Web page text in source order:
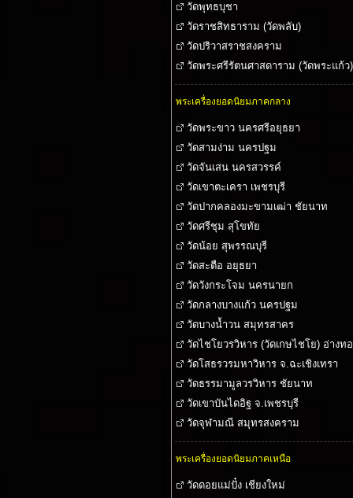
วัดพุทธบุชา
วัดราชสิทธาราม (วัดพลับ)
วัดปริวาสราชสงคราม
วัดพระศรีรัตนศาสดาราม (วัดพระแก้ว)
พระเครื่องยอดนิยมภาคกลาง
วัดพระขาว นครศรีอยุธยา
วัดสามง่าม นครปฐม
วัดจันเสน นครสวรรค์
วัดเขาตะเครา เพชรบุรี
วัดปากคลองมะขามเฒ่า ชัยนาท
วัดศรีชุม สุโขทัย
วัดน้อย สุพรรณบุรี
วัดสะตือ อยุธยา
วัดวังกระโจม นครนายก
วัดกลางบางแก้ว นครปฐม
วัดบางน้ำวน สมุทรสาคร
วัดไชโยวรวิหาร (วัดเกษไชโย) อ่างท
วัดโสธรวรมหาวิหาร จ.ฉะเชิงเทรา
วัดธรรมามูลวรวิหาร ชัยนาท
วัดเขาบันไดอิฐ จ.เพชรบุรี
วัดจุฬามณี สมุทรสงคราม
พระเครื่องยอดนิยมภาคเหนือ
วัดดอยแม่ปั๋ง เชียงใหม่